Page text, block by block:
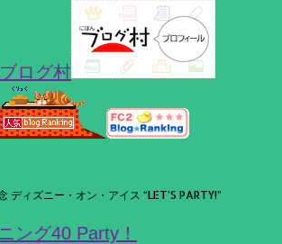
ログ村
ディズニー・オン・アイス “LET’S PARTY!”
ング40 Party！